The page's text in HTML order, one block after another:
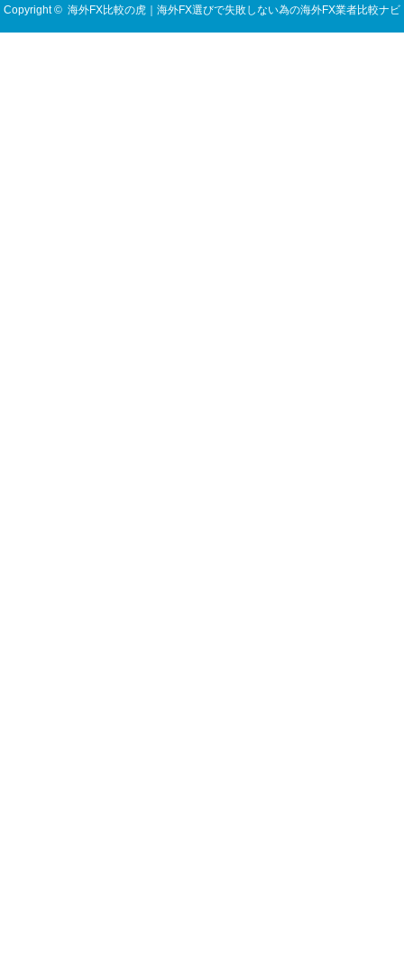
Copyright © 海外FX比較の虎｜海外FX選びで失敗しない為の海外FX業者比較ナビ